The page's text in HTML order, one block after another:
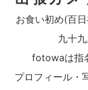
お食い初め(百
九十
fotowaは指
プロフィール・